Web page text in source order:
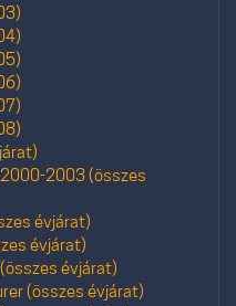
2000-2003 (összes
évjárat)
évjárat)
évjárat)
(összes évjárat)